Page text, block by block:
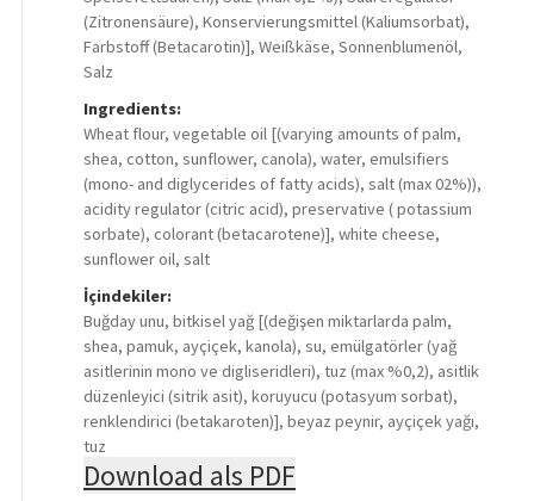
(Zitronensäure), Konservierungsmittel (Kaliumsorbat),
Farbstoff (Betacarotin)], Weißkäse, Sonnenblumenöl,
Salz
Ingredients:
Wheat flour, vegetable oil [(varying amounts of palm,
shea, cotton, sunflower, canola), water, emulsifiers
(mono- and diglycerides of fatty acids), salt (max 02%)),
acidity regulator (citric acid), preservative ( potassium
sorbate), colorant (betacarotene)], white cheese,
sunflower oil, salt
İçindekiler:
Buğday unu, bitkisel yağ [(değişen miktarlarda palm,
shea, pamuk, ayçiçek, kanola), su, emülgatörler (yağ
asitlerinin mono ve digliseridleri), tuz (max %0,2), asitlik
düzenleyici (sitrik asit), koruyucu (potasyum sorbat),
renklendirici (betakaroten)], beyaz peynir, ayçiçek yağı,
tuz
Download als PDF